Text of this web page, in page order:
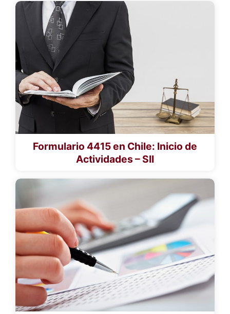
Formulario 4415 en Chile: Inicio de
Actividades – SII